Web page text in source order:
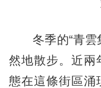
冬季的“青雲
然地散步。近兩
態在這條街區涌